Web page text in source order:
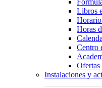
Libros
Horas
Centro
Ofertas
Instalaciones y